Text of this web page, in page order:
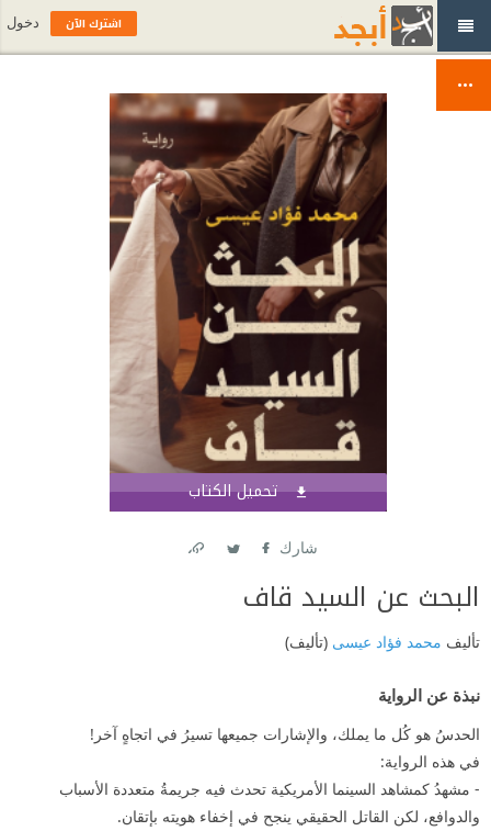
تحميل الكتاب
شارك
البحث عن السيد قاف
تأليف محمد فؤاد عيسى (تأليف)
نبذة عن الرواية
الحدسُ هو كُل ما يملك، والإشارات جميعها تسيرُ في اتجاهٍ آخر!
في هذه الرواية:
- مشهدُ كمشاهد السينما الأمريكية تحدث فيه جريمةُ متعددة الأسباب
والدوافع، لكن القاتل الحقيقي ينجح في إخفاء هويته بإتقان.
اشترك الآن دخول